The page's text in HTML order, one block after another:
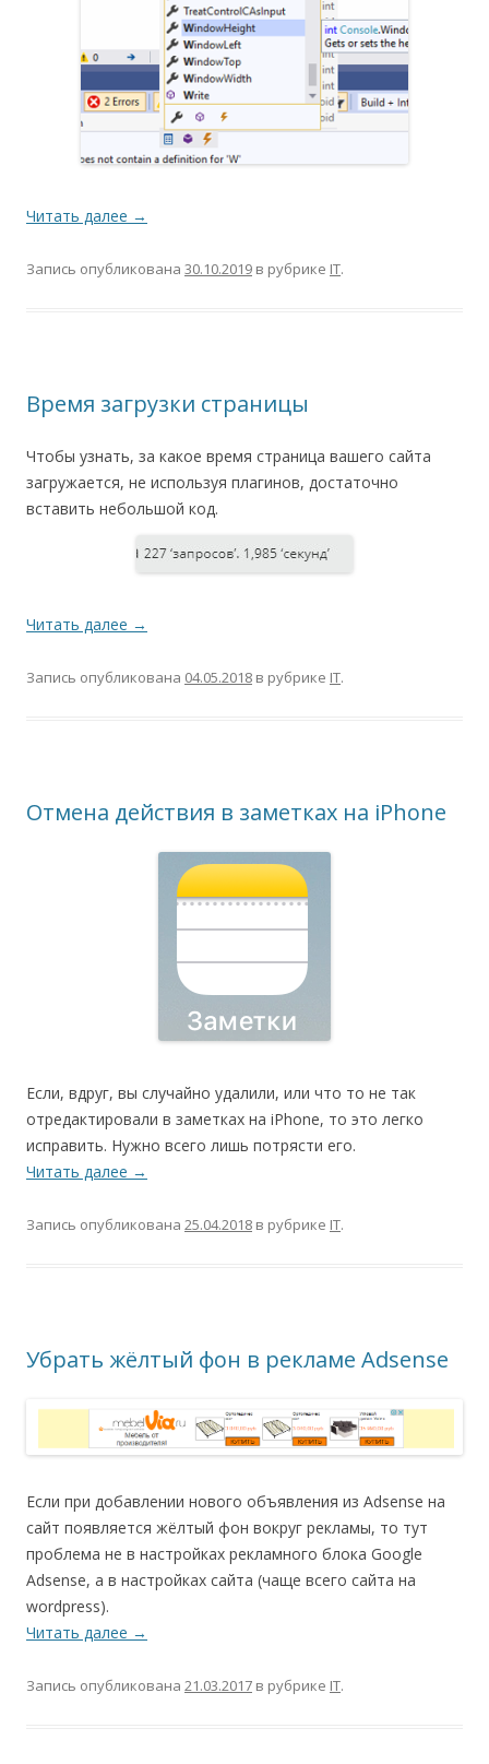
Читать далее →
Запись опубликована 30.10.2019 в рубрике IT.
Время загрузки страницы
Чтобы узнать, за какое время страница вашего сайта
загружается, не используя плагинов, достаточно
вставить небольшой код.
Читать далее →
Запись опубликована 04.05.2018 в рубрике IT.
Отмена действия в заметках на iPhone
Если, вдруг, вы случайно удалили, или что то не так
отредактировали в заметках на iPhone, то это легко
исправить. Нужно всего лишь потрясти его.
Читать далее →
Запись опубликована 25.04.2018 в рубрике IT.
Убрать жёлтый фон в рекламе Adsense
Если при добавлении нового объявления из Adsense на
сайт появляется жёлтый фон вокруг рекламы, то тут
проблема не в настройках рекламного блока Google
Adsense, а в настройках сайта (чаще всего сайта на
wordpress).
Читать далее →
Запись опубликована 21.03.2017 в рубрике IT.